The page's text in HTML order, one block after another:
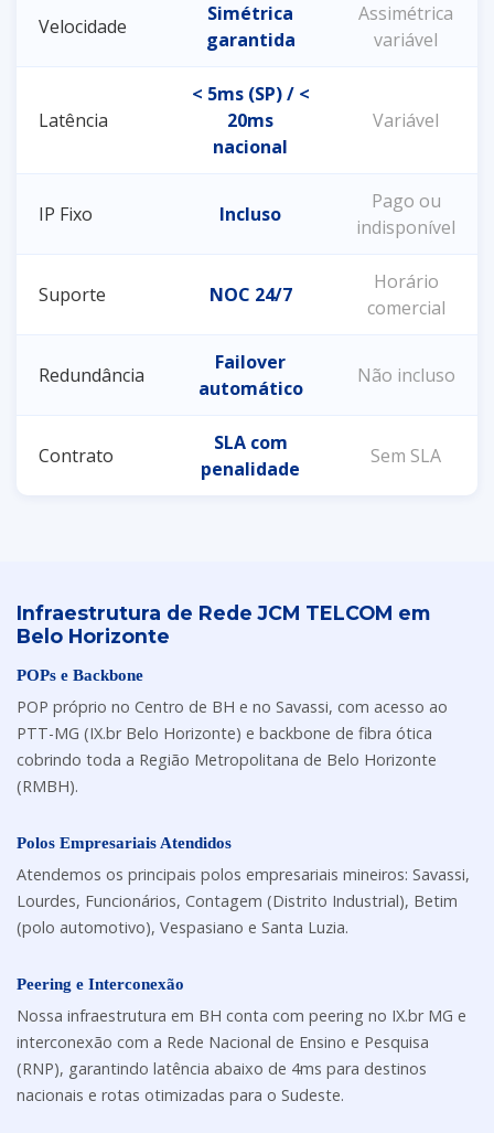
Velocidade
Simétrica
garantida
Assimétrica
variável
Latência
< 5ms (SP) / <
20ms
nacional
Variável
IP Fixo Incluso
Pago ou
indisponível
Suporte NOC 24/7
Horário
comercial
Redundância
Failover
automático
Não incluso
Contrato
SLA com
penalidade
Sem SLA
Infraestrutura de Rede JCM TELCOM em
Belo Horizonte
POPs e Backbone
POP próprio no Centro de BH e no Savassi, com acesso ao
PTT-MG (IX.br Belo Horizonte) e backbone de fibra ótica
cobrindo toda a Região Metropolitana de Belo Horizonte
(RMBH).
Polos Empresariais Atendidos
Atendemos os principais polos empresariais mineiros: Savassi,
Lourdes, Funcionários, Contagem (Distrito Industrial), Betim
(polo automotivo), Vespasiano e Santa Luzia.
Peering e Interconexão
Nossa infraestrutura em BH conta com peering no IX.br MG e
interconexão com a Rede Nacional de Ensino e Pesquisa
(RNP), garantindo latência abaixo de 4ms para destinos
nacionais e rotas otimizadas para o Sudeste.